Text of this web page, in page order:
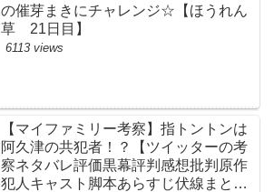
の催芽まきにチャレンジ☆【ほうれん
草 21日目】
6113 views
【マイファミリー考察】指トントンは
阿久津の共犯者！？【ツイッターの考
察ネタバレ評価黒幕評判感想批判原作
犯人キャスト脚本あらすじ伏線まと